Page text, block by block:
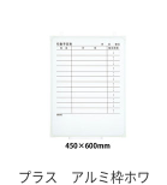
数量
プラス アルミ枠ホワ